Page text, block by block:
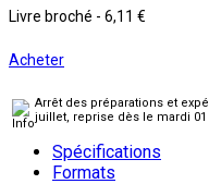
Livre broché - 6,11 €
Acheter
Arrêt des préparations et
juillet, reprise dès le mardi
Spécifications
Formats